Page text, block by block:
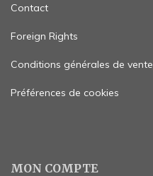
Contact
Foreign Rights
Conditions générales de vente
Préférences de cookies
MON COMPTE